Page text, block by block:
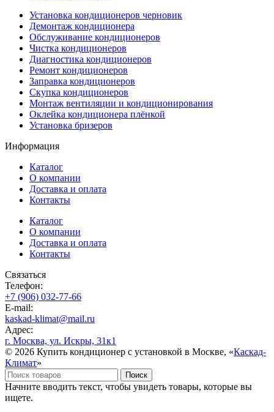
Установка кондиционеров черновик
Демонтаж кондиционера
Обслуживание кондиционеров
Чистка кондиционеров
Диагностика кондиционеров
Ремонт кондиционеров
Заправка кондиционеров
Скупка кондиционеров
Монтаж вентиляции и кондиционирования
Оклейка кондиционера плёнкой
Установка бризеров
Информация
Каталог
О компании
Доставка и оплата
Контакты
Каталог
О компании
Доставка и оплата
Контакты
Связаться
Телефон:
+7 (906) 032-77-66
E-mail:
kaskad-klimat@mail.ru
Адрес:
г. Москва, ул. Искры, 31к1
© 2026 Купить кондиционер с установкой в Москве, «Каскад-
Климат»
Поиск
Начните вводить текст, чтобы увидеть товары, которые вы
ищете.